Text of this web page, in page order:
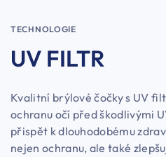
TECHNOLOGIE
UV FILTR
Kvalitní brýlové čočky s UV
ochranu očí před škodlivými
přispět k dlouhodobému
nejen ochranu, ale také